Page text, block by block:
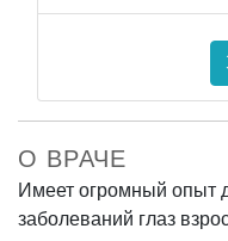
О ВРАЧЕ
Имеет огромный опыт
заболеваний глаз